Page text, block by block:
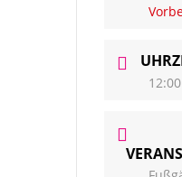
12:00